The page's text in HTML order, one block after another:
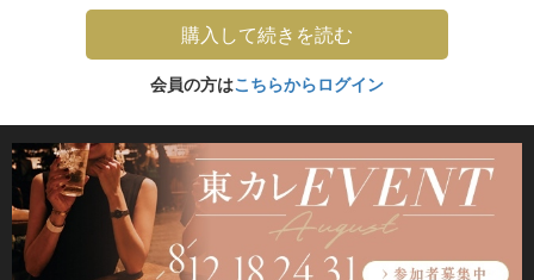
購入して続きを読む
会員の方はこちらからログイン